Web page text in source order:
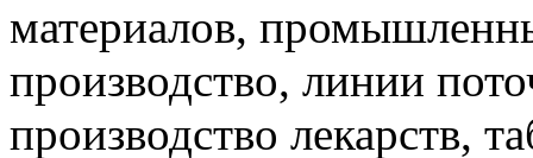
материалов,
производство, линии
производство лекарств,